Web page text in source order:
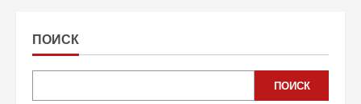
ПОИСК
ПОИСК